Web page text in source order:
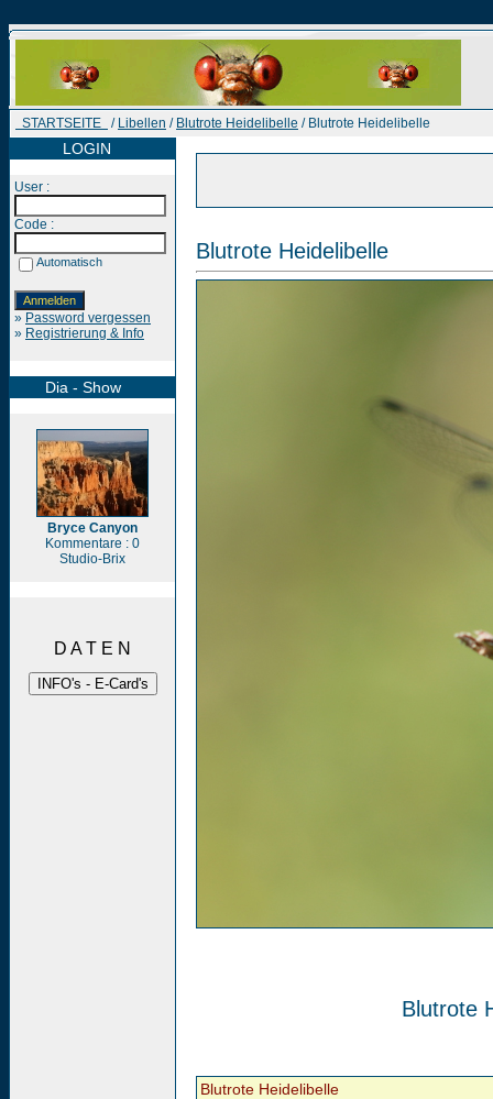
STARTSEITE / Libellen / Blutrote Heidelibelle / Blutrote Heidelibelle
LOGIN
User :
Code :
Automatisch
» Password vergessen
» Registrierung & Info
Dia - Show
Bryce Canyon
Kommentare : 0
Studio-Brix
D A T E N
Blutrote Heidelibelle
Blutrote
Blutrote Heidelibelle